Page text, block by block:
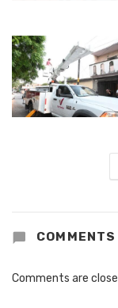
COMMENTS
Comments are